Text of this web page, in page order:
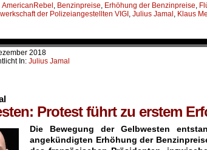
AmericanRebel , Benzinpreise, Erhöhung der Benzinpreise,
der Polizeiangestellten VIGI , Julius Jamal , Klaus
2018
In: Julius Jamal
Protest führt zu erstem
Die Bewegung der Gelbwesten
angekündigten Erhöhung der